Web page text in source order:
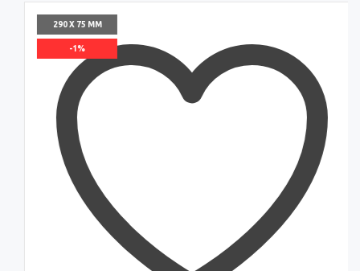
290 X 75 ММ
-1%